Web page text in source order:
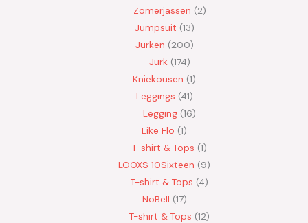
Zomerjassen 2
Jumpsuit 13
Jurken 200
Jurk 174
Kniekousen 1
Leggings 41
Legging 16
Like Flo 1
T-shirt & Tops 1
LOOXS 10Sixteen
9
T-shirt & Tops 4
NoBell 17
T-shirt & Tops 12